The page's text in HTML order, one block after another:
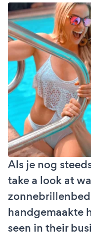
Als je nog
take a look at
handgemaakte
seen in their